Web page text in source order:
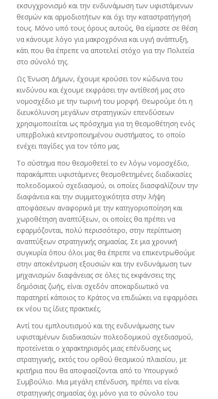
εκσυγχρονισμό και την ενδυνάμωση των υφιστάμενων
θεσμών και αρμοδιοτήτων και όχι την καταστρατήγησή
τους. Μόνο υπό τους όρους αυτούς, θα είμαστε σε θέση
να κάνουμε λόγο για μακροχρόνια και υγιή ανάπτυξη,
κάτι που θα έπρεπε να αποτελεί στόχο για την Πολιτεία
στο σύνολό της.
Ως Ένωση Δήμων, έχουμε κρούσει τον κώδωνα του
κινδύνου και έχουμε εκφράσει την αντίθεσή μας στο
νομοσχέδιο με την τωρινή του μορφή. Θεωρούμε ότι η
διευκόλυνση μεγάλων στρατηγικών επενδύσεων
χρησιμοποιείται ως πρόσχημα για τη θεσμοθέτηση ενός
υπερβολικά κεντροποιημένου συστήματος, το οποίο
ενέχει παγίδες για τον τόπο μας.
Το σύστημα που θεσμοθετεί το εν λόγω νομοσχέδιο,
παρακάμπτει υφιστάμενες θεσμοθετημένες διαδικασίες
πολεοδομικού σχεδιασμού, οι οποίες διασφαλίζουν την
διαφάνεια και την συμμετοχικότητα στην λήψη
αποφάσεων αναφορικά με την κατηγοριοποίηση και
χωροθέτηση αναπτύξεων, οι οποίες θα πρέπει να
εφαρμόζονται, πολύ περισσότερο, στην περίπτωση
αναπτύξεων στρατηγικής σημασίας. Σε μια χρονική
συγκυρία όπου όλοι μας θα έπρεπε να επικεντρωθούμε
στην αποκέντρωση εξουσιών και την ενδυνάμωση των
μηχανισμών διαφάνειας σε όλες τις εκφάνσεις της
δημόσιας ζωής, είναι σχεδόν αποκαρδιωτικό να
παρατηρεί κάποιος το Κράτος να επιδιώκει να εφαρμόσει
εκ νέου τις ίδιες πρακτικές.
Αντί του εμπλουτισμού και της ενδυνάμωσης των
υφισταμένων διαδικασιών πολεοδομικού σχεδιασμού,
προτείνεται ο χαρακτηρισμός μιας επένδυσης ως
στρατηγικής, εκτός του ορθού θεσμικού πλαισίου, με
κριτήρια που θα αποφασίζονται από το Υπουργικό
Συμβούλιο. Μια μεγάλη επένδυση, πρέπει να είναι
στρατηγικής σημασίας όχι μόνο για το σύνολο του